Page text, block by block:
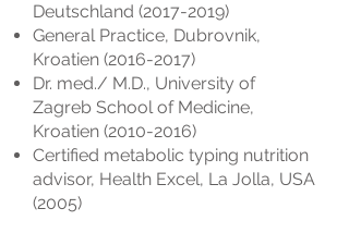
Deutschland (2017-2019)
General Practice, Dubrovnik,
Kroatien (2016-2017)
Dr. med./ M.D., University of
Zagreb School of Medicine,
Kroatien (2010-2016)
Certified metabolic typing nutrition
advisor, Health Excel, La Jolla, USA
(2005)